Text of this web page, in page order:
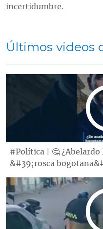
incertidumbre.
Últimos videos
#Política | 🤔 ¿Abelardo
&#39;rosca